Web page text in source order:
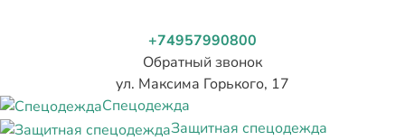
+74957990800
Обратный звонок
ул. Максима Горького, 17
Спецодежда
Защитная спецодежда